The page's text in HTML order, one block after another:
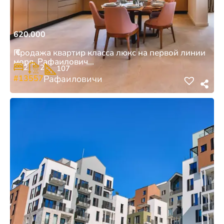
620.000
€
Продажа квартир класса люкс на первой линии
моря, Рафаилович...
2 2 107
#13557Рафаиловичи